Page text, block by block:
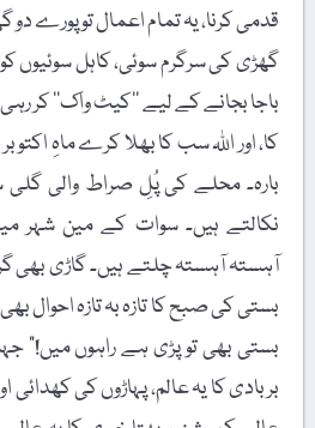
قدمی کرنا، یہ تمام اعمال تو پورے دو
گھڑی کی سرگرم سوئی، کاہل سوئیوں
باجا بجانے کے لیے ’’کیٹ واک‘‘ کر
کا، اور اللہ سب کا بھلا کرے ماہِ
بارہ۔ محلے کی پُلِ صراط والی
نکالتے ہیں۔ سوات کے مین شہر
آہستہ آہستہ چلتے ہیں۔ گاڑی بھی
بستی کی صبح کا تازہ بہ تازہ احوال
بستی بھی تو پڑی ہے راہوں میں!”
بربادی کا یہ عالم، پہاڑوں کی کھدائی